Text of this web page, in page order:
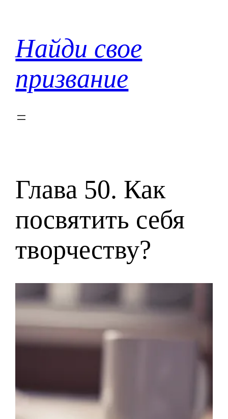
содержимому
Найди свое
призвание
Глава 50. Как
посвятить себя
творчеству?